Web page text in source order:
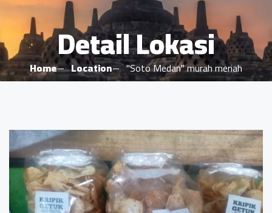
Detail Lokasi
Home Location "Soto Medan" murah meriah